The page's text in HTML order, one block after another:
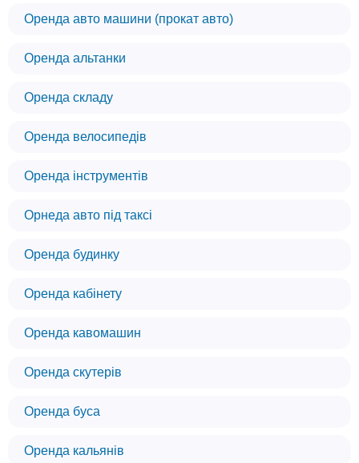
Оренда авто машини (прокат авто)
Оренда альтанки
Оренда складу
Оренда велосипедів
Оренда інструментів
Орнеда авто під таксі
Оренда будинку
Оренда кабінету
Оренда кавомашин
Оренда скутерів
Оренда буса
Оренда кальянів